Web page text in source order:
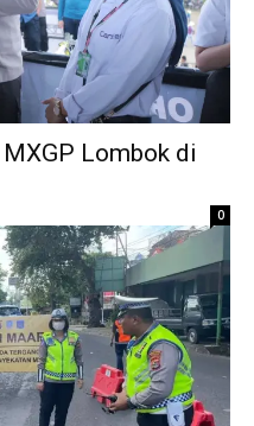
Lombok di
0